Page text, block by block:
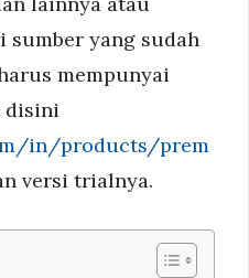
sumber yang sudah
mempunyai
disini
in/products/prem
versi trialnya.